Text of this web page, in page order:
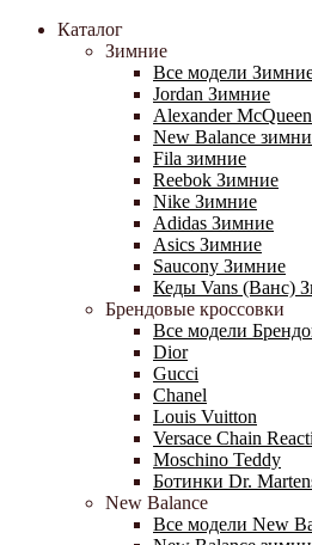
Каталог
Зимние
Все модели
Jordan Зимние
Alexander
New Balance
Fila зимние
Reebok Зимние
Nike Зимние
Adidas Зимние
Asics Зимние
Saucony Зимние
Кеды Vans (Ванс)
Брендовые кроссовки
Все модели
Dior
Gucci
Chanel
Louis Vuitton
Versace Chain
Moschino Teddy
Ботинки Dr.
New Balance
Все модели New